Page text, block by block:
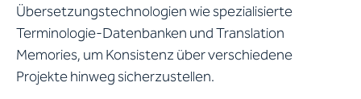
Übersetzungstechnologien wie spezialisierte
Terminologie-Datenbanken und Translation
Memories, um Konsistenz über verschiedene
Projekte hinweg sicherzustellen.